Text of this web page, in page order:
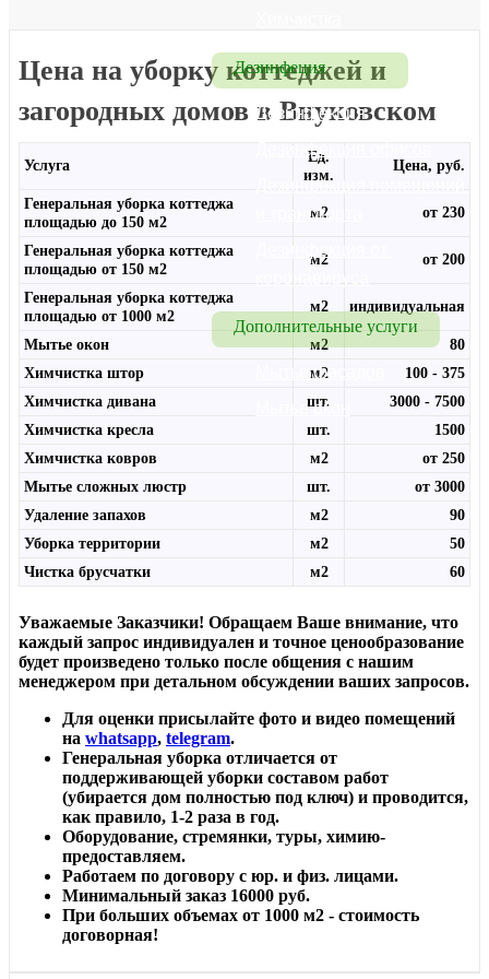
Дезинфеция
Дезинфекция
Дезинфекция офисов
Дезинфекция помещений
и транспорта
Дезинфекция от
Дополнительные услуги
Мытье фасадов
Мытье окон
Цена на уборку коттеджей и
загородных домов в Внуковском
Услуга
Ед.
изм.
Цена, руб.
Генеральная уборка коттеджа
площадью до 150 м2
м2 от 230
Генеральная уборка коттеджа
площадью от 150 м2
м2 от 200
Генеральная уборка коттеджа
площадью от 1000 м2
м2 индивидуальная
Мытье окон м2
80
Химчистка штор
м2
100 - 375
Химчистка дивана
шт.
3000 - 7500
Химчистка кресла
шт.
1500
Химчистка ковров
м2
от 250
Мытье сложных люстр
шт.
от 3000
Удаление запахов
м2
90
Уборка территории
м2
50
Чистка брусчатки
м2 60
Уважаемые Заказчики! Обращаем Ваше внимание, что
каждый запрос индивидуален и точное ценообразование
будет произведено только после общения с нашим
менеджером при детальном обсуждении ваших запросов.
Для оценки присылайте фото и видео помещений
на whatsapp, telegram.
Генеральная уборка отличается от
поддерживающей уборки составом работ
(убирается дом полностью под ключ) и проводится,
как правило, 1-2 раза в год.
Оборудование, стремянки, туры, химию-
предоставляем.
Работаем по договору с юр. и физ. лицами.
Минимальный заказ 16000 руб.
При больших объемах от 1000 м2 - стоимость
договорная!